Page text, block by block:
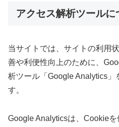
アクセス解析ツールに
当サイトでは、サイトの利用
善や利便性向上のために、
析ツール「Google Analytics」
す。
Google Analyticsは、Cookie